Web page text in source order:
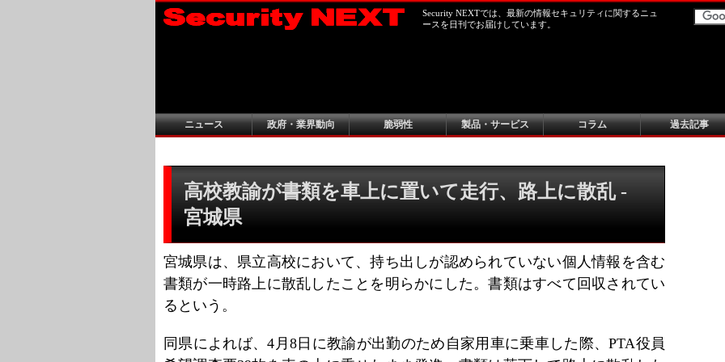
Security NEXTでは、最新の情報セキュリティに関するニュ
ースを日刊でお届けしています。
ニュース 政府・業界動向 脆弱性 製品・サービス コラム 過去記事
高校教諭が書類を車上に置いて走行、路上に散乱 -
宮城県
宮城県は、県立高校において、持ち出しが認められていない個人情報を含む
書類が一時路上に散乱したことを明らかにした。書類はすべて回収されてい
るという。
同県によれば、4月8日に教諭が出勤のため自家用車に乗車した際、PTA役員